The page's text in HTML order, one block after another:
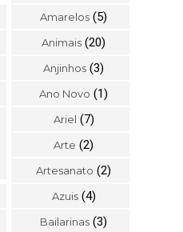
Amarelos (5)
Animais (20)
Anjinhos (3)
Ano Novo (1)
Ariel (7)
Arte (2)
Artesanato (2)
Azuis (4)
Bailarinas (3)